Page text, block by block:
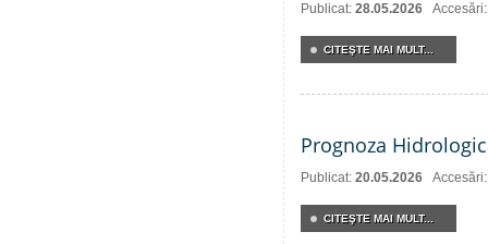
Publicat: 28.05.2026
CITEŞTE MAI MULT...
Prognoza
Publicat: 20.05.2026
CITEŞTE MAI MULT...